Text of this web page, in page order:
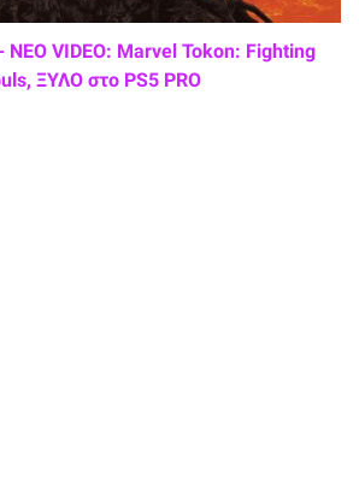
ΝΕΟ VIDEO: Marvel Tokon: Fighting
ΞΥΛΟ στο PS5 PRO